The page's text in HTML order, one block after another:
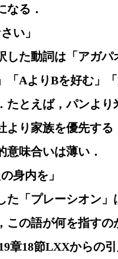
なる．
い」
た動詞は「アガパ
「AよりBを好む」
たとえば，パンよ
より家族を優先す
意味合いは薄い．
身内を」
「プレーシオン」
この語が何を指すの
章18節LXXからの